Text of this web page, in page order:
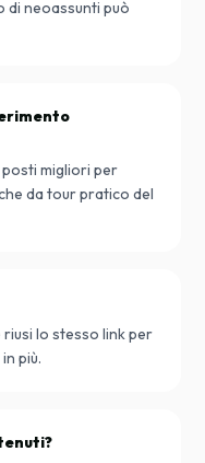
di neoassunti può
posti migliori per
da tour pratico del
lo stesso link per
più.